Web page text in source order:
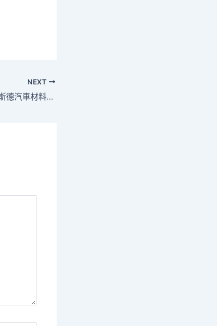
NEXT
賞藝術里的OSDER奧斯德汽車材料馬，聊聊前人為何愛畫馬｜“藝”馬當先 · 文明中國行